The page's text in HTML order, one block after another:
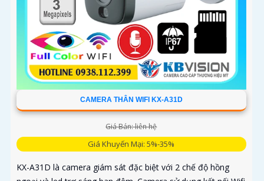
CAMERA THÂN WIFI KX-A31D
Giá Bán: liên hệ
Giá Khuyến Mại: 5%-35%
KX-A31D là camera giám sát đặc biệt với 2 chế độ hồng